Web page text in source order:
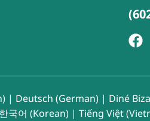
| Deutsch (German) | Diné
한국어 (Korean) | Tiếng Việt